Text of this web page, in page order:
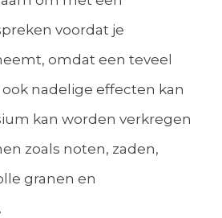
voordat je
omdat een teveel
nadelige effecten kan
kan worden verkregen
zoals noten, zaden,
granen en